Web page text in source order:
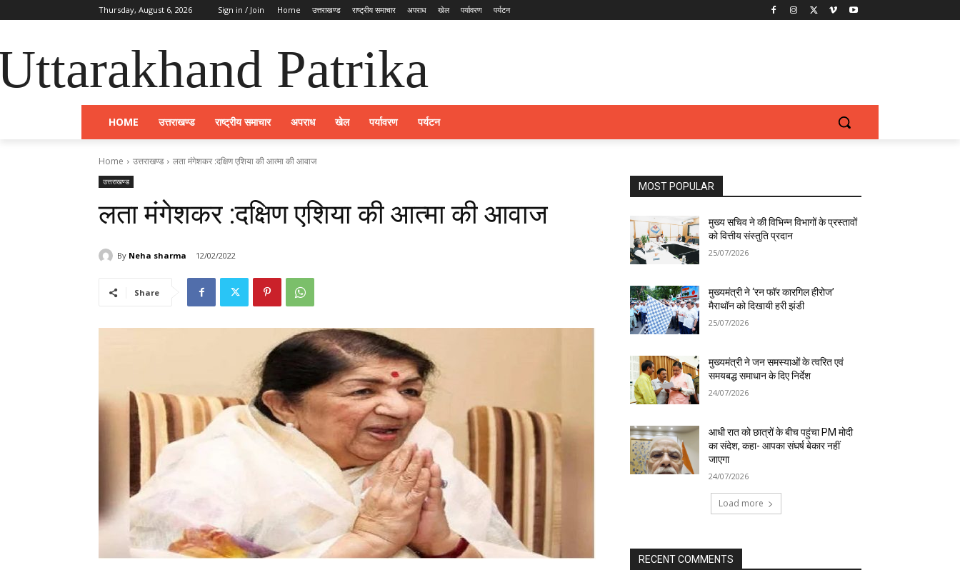
Thursday, August 6, 2026 Sign in / Join Home उत्तराखण्ड राष्ट्रीय समाचार अपराध खेल पर्यावरण पर्यटन
Patrika
HOME उत्तराखण्ड राष्ट्रीय समाचार अपराध खेल पर्यावरण पर्यटन
Home उत्तराखण्ड लता मंगेशकर :दक्षिण एशिया की आत्मा की आवाज
उत्तराखण्ड
लता मंगेशकर :दक्षिण एशिया की आत्मा की आवाज
By Neha sharma 12/02/2022
Share
MOST POPULAR
मुख्य सचिव ने की विभिन्न विभागों के प्रस्तावों
को वित्तीय संस्तुति प्रदान
25/07/2026
मुख्यमंत्री ने ‘रन फॉर कारगिल हीरोज’
मैराथॉन को दिखायी हरी झंडी
25/07/2026
मुख्यमंत्री ने जन समस्याओं के त्वरित एवं
समयबद्ध समाधान के दिए निर्देश
24/07/2026
आधी रात को छात्रों के बीच पहुंचा PM मोदी
का संदेश, कहा- आपका संघर्ष बेकार नहीं
जाएगा
24/07/2026
Load more
RECENT COMMENTS